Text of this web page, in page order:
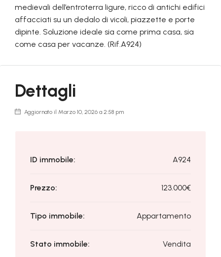
medievali dell’entroterra ligure, ricco di antichi edifici
affacciati su un dedalo di vicoli, piazzette e porte
dipinte. Soluzione ideale sia come prima casa, sia
come casa per vacanze. (Rif.A924)
Dettagli
Aggiornato il Marzo 10, 2026 a 2:58 pm
ID immobile: A924
Prezzo: 123.000€
Tipo immobile: Appartamento
Stato immobile: Vendita